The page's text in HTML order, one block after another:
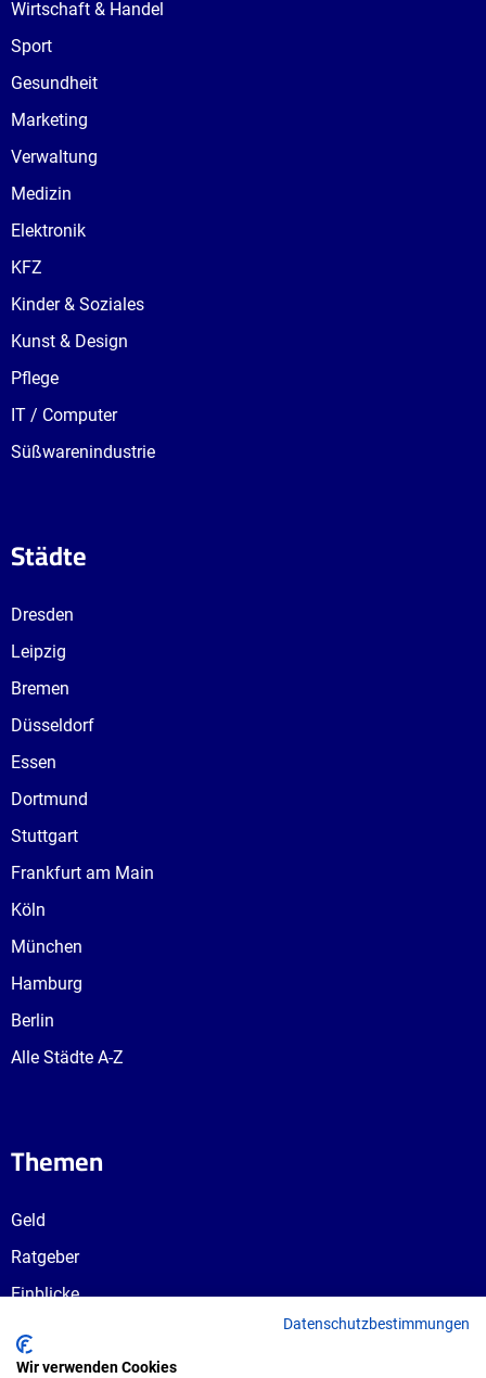
Wirtschaft & Handel
Sport
Gesundheit
Marketing
Verwaltung
Medizin
Elektronik
KFZ
Kinder & Soziales
Kunst & Design
Pflege
IT / Computer
Süßwarenindustrie
Städte
Dresden
Leipzig
Bremen
Düsseldorf
Essen
Dortmund
Stuttgart
Frankfurt am Main
Köln
München
Hamburg
Berlin
Alle Städte A-Z
Themen
Geld
Ratgeber
Einblicke
Ausbildungswege
Berufswahl
Datenschutzbestimmungen
Wir verwenden Cookies